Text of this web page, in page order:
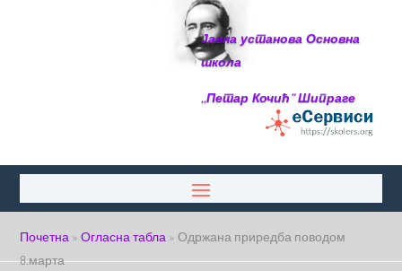
Јавна установа Основна
школа
,,Петар Кочић“ Шипраге
Почетна »Огласна табла »Одржана приредба поводом
8.марта